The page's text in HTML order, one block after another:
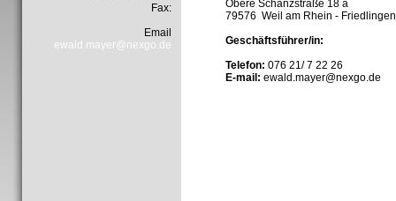
Fax:
Email
ewald.mayer@nexgo.de
Obere Schanzstraße 18 a
79576 Weil am Rhein - Friedlingen
Geschäftsführer/in:
Telefon: 076 21/ 7 22 26
E-mail: ewald.mayer@nexgo.de